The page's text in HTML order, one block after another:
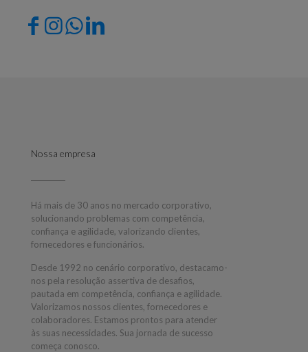
Nossa empresa
Há mais de 30 anos no mercado corporativo,
solucionando problemas com competência,
confiança e agilidade, valorizando clientes,
fornecedores e funcionários.
Desde 1992 no cenário corporativo, destacamo-
nos pela resolução assertiva de desafios,
pautada em competência, confiança e agilidade.
Valorizamos nossos clientes, fornecedores e
colaboradores. Estamos prontos para atender
às suas necessidades. Sua jornada de sucesso
começa conosco.